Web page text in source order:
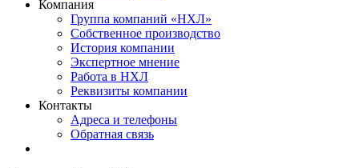
Компания
Группа компаний «НХЛ»
Собственное производство
История компании
Экспертное мнение
Работа в НХЛ
Реквизиты компании
Контакты
Адреса и телефоны
Обратная связь